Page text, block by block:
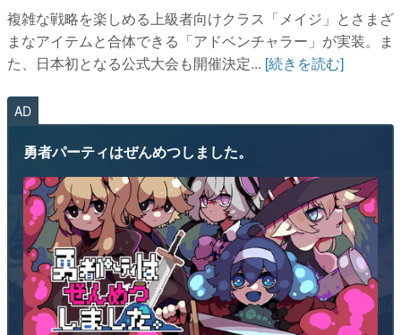
複雑な戦略を楽しめる上級者向けクラス「メイジ」とさまざ
まなアイテムと合体できる「アドベンチャラー」が実装。ま
た、日本初となる公式大会も開催決定... [続きを読む]
AD
勇者パーティはぜんめつしました。